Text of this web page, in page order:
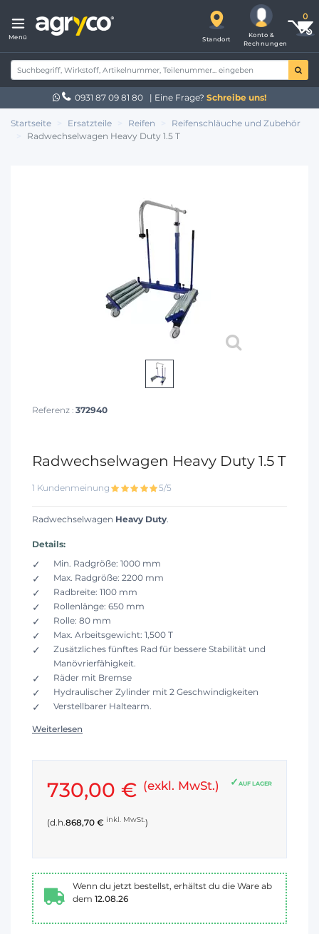
Menü Standort
Konto &
Rechnungen
0931 87 09 81 80 | Eine Frage? Schreibe uns!
Startseite Ersatzteile Reifen
Reifenschläuche und Zubehör
Radwechselwagen Heavy Duty 1.5 T
Referenz : 372940
Radwechselwagen Heavy Duty 1.5 T
1 Kundenmeinung 5/5
Radwechselwagen Heavy Duty
Details:
Min. Radgröße: 1000 mm
Max. Radgröße: 2200 mm
Radbreite: 1100 mm
Rollenlänge: 650 mm
Rolle: 80 mm
Max. Arbeitsgewicht: 1,500 T
Zusätzliches fünftes Rad für bessere Stabilität und
Manövrierfähigkeit.
Räder mit Bremse
Hydraulischer Zylinder mit 2 Geschwindigkeiten
Verstellbarer Haltearm.
Weiterlesen
AUF LAGER
730,00 € (exkl. MwSt.)
(d.h.868,70 € inkl. MwSt.)
Wenn du jetzt bestellst, erhältst du die Ware ab
dem 12.08.26